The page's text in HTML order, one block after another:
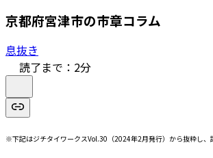
京都府宮津市の市章コラム
息抜き
読了まで： 2分
※下記はジチタイワークスVol.30（2024年2月発行）から抜粋し、